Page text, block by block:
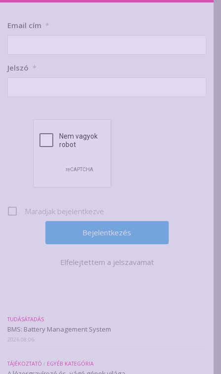
Email cím *
Jelszó *
Maradjak bejelentkezve
Elfelejtettem a jelszavamat
TUDÁSÁTADÁS
BMS: Battery Management System
2026.08.06.
TÁJÉKOZTATÓ / EGYÉB KATEGÓRIA